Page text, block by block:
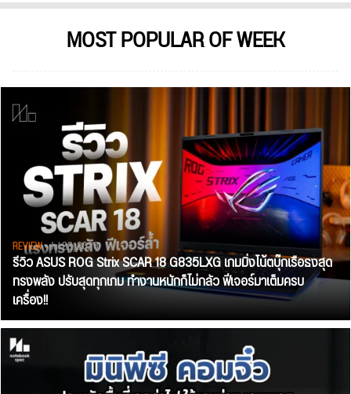
MOST POPULAR OF WEEK
REVIEW• Jul 28, 2026
รีวิว ASUS ROG Strix SCAR 18 G835LXG เกมมิ่งโน้ตบุ๊กเรือธงสุด
ทรงพลัง ปรับสุดทุกเกม ทำงานหนักก็ไม่กลัว ฟีเจอร์มาเต็มครบ
เครื่อง!!